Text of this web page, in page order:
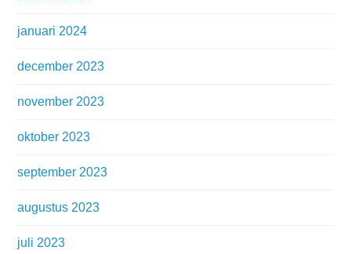
januari 2024
december 2023
november 2023
oktober 2023
september 2023
augustus 2023
juli 2023